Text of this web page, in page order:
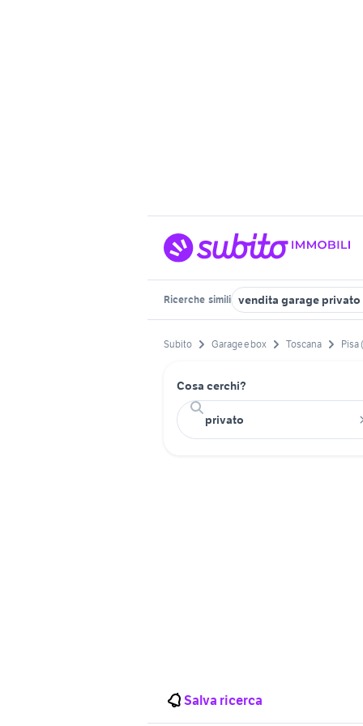
Ricerche simili vendita garage
Subito Garage e box Toscana Pisa
Cosa cerchi?
Salva ricerca